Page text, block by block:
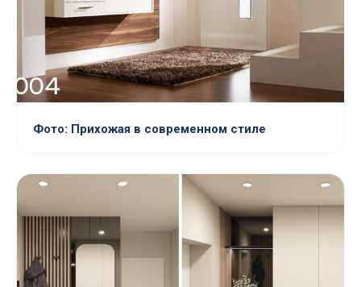
Фото: Прихожая в современном стиле